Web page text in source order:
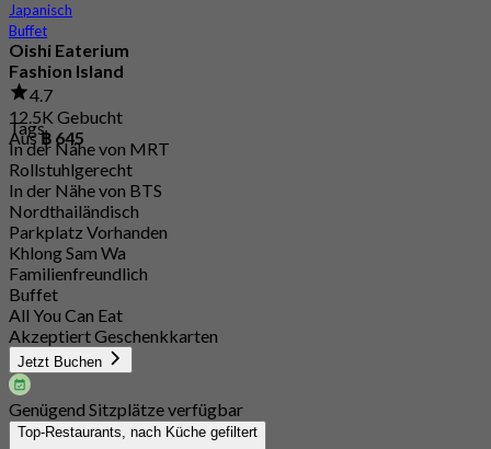
Japanisch
Buffet
Oishi Eaterium
Fashion Island
4.7
12.5K Gebucht
Aus฿ 645
Tags
In der Nähe von MRT
Rollstuhlgerecht
In der Nähe von BTS
Nordthailändisch
Parkplatz Vorhanden
Khlong Sam Wa
Familienfreundlich
Buffet
All You Can Eat
Akzeptiert Geschenkkarten
Jetzt Buchen
Genügend Sitzplätze verfügbar
Top-Restaurants, nach Küche gefiltert